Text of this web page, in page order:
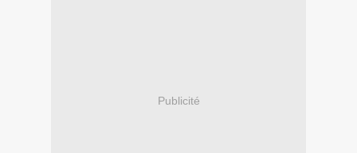
Publicité